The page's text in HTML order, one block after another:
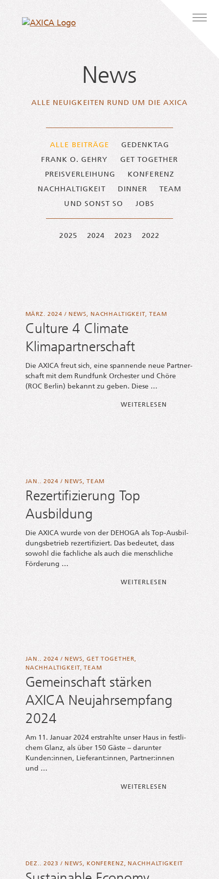
Hauptnavigation
News
ALLE NEU­IG­KEI­TEN RUND UM DIE AXICA
ALLE BEITRÄGE
GEDENKTAG
FRANK O. GEHRY
GET TOGETHER
PREISVERLEIHUNG
KONFERENZ
NACHHALTIGKEIT
DINNER
TEAM
UND SONST SO
JOBS
2025 2024 2023 2022
MÄRZ. 2024 / NEWS, NACHHALTIGKEIT , TEAM
Culture 4 Climate
Klimapartnerschaft
Die AXICA freut sich, eine span­nen­de neue Part­ner­
schaft mit dem Rund­funk Orches­ter und Chö­re
(ROC Ber­lin) bekannt zu geben. Diese …
WEI­TER­LE­SEN
JAN.. 2024 / NEWS, TEAM
Rezertifizierung Top
Ausbildung
Die AXICA wur­de von der DEHOGA als Top-Aus­­­bil­­
dungs­­­be­­trieb rezer­ti­fi­ziert. Das bedeu­tet, dass
sowohl die fach­li­che als auch die mensch­li­che
Förderung …
WEI­TER­LE­SEN
JAN.. 2024 / NEWS, GET TOGETHER,
NACHHALTIGKEIT , TEAM
Gemeinschaft stärken
AXICA Neujahrsempfang
2024
Am 11. Janu­ar 2024 erstrahl­te unser Haus in fest­li­
chem Glanz, als über 150 Gäs­te – dar­un­ter
Kunden:innen, Lieferant:innen, Partner:innen
und …
WEI­TER­LE­SEN
DEZ.. 2023 / NEWS, KONFERENZ, NACHHALTIGKEIT